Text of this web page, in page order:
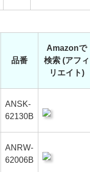
品番
Amazonで
検索 (アフィ
リエイト)
ANSK-
62130B
ANRW-
62006B